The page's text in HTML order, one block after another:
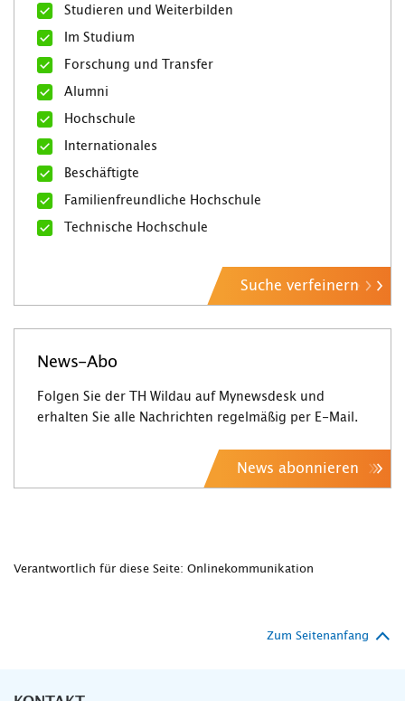
Studieren und Weiterbilden
Im Studium
Forschung und Transfer
Alumni
Hochschule
Internationales
Beschäftigte
Familienfreundliche Hochschule
Technische Hochschule
Suche verfeinern
News-Abo
Folgen Sie der TH Wildau auf Mynewsdesk und
erhalten Sie alle Nachrichten regelmäßig per E-Mail.
News abonnieren
Verantwortlich für diese Seite: Onlinekommunikation
Zum Seitenanfang